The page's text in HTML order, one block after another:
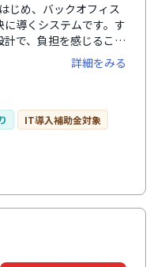
じめ、バックオフィス
導くシステムです。す
で、負担を感じること
、勤怠管理、人事評価業
広い業務を効率化しま
まる正確な従業員デ
がら従業員の力を引き
な成果を創出する戦略
詳細をみる
IT導入補助金対象